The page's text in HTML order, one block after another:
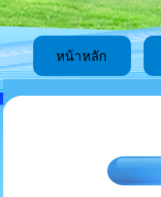
หน้าหลัก